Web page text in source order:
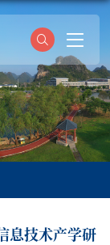
息技术产学研